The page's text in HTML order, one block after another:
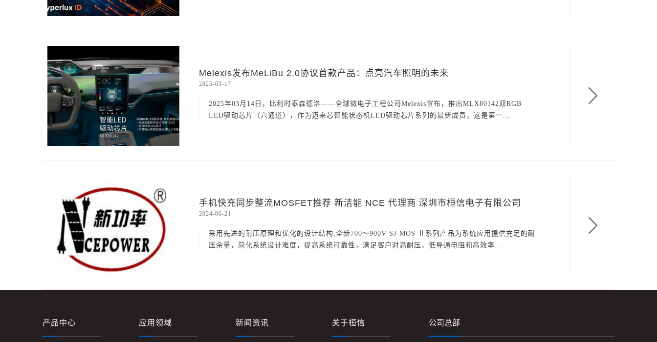
Melexis发布MeLiBu 2.0协议首款产品：点亮汽车照明的未来
2025-03-17
2025年03月14日，比利时泰森德洛——全球微电子工程公司Melexis宣布，推出MLX80142双RGB
LED驱动芯片（六通道），作为迈来芯智能状态机LED驱动芯片系列的最新成员，这是第一...
手机快充同步整流MOSFET推荐 新洁能 NCE 代理商 深圳市桓信电子有限公司
2024-06-21
采用先进的耐压原理和优化的设计结构,全新700～900V SJ-MOS Ⅱ系列产品为系统应用提供充足的耐
压余量，简化系统设计难度，提高系统可靠性，满足客户对高耐压、低导通电阻和高效率...
产品中心 应用领域 新闻资讯 关于桓信 公司总部